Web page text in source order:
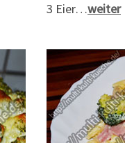
3 Eier…weiter